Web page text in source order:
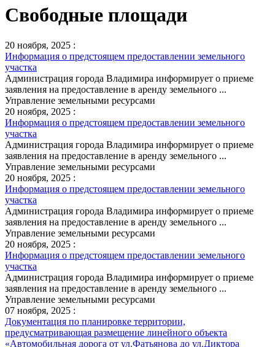
Свободные площади
20 ноября, 2025 :
Информация о предстоящем предоставлении земельного
участка
Администрация города Владимира информирует о приеме
заявления на предоставление в аренду земельного ...
Управление земельными ресурсами
20 ноября, 2025 :
Информация о предстоящем предоставлении земельного
участка
Администрация города Владимира информирует о приеме
заявления на предоставление в аренду земельного ...
Управление земельными ресурсами
20 ноября, 2025 :
Информация о предстоящем предоставлении земельного
участка
Администрация города Владимира информирует о приеме
заявления на предоставление в аренду земельного ...
Управление земельными ресурсами
20 ноября, 2025 :
Информация о предстоящем предоставлении земельного
участка
Администрация города Владимира информирует о приеме
заявления на предоставление в аренду земельного ...
Управление земельными ресурсами
07 ноября, 2025 :
Документация по планировке территории,
предусматривающая размещение линейного объекта
«Автомобильная дорога от ул.Фатьянова до ул.Диктора